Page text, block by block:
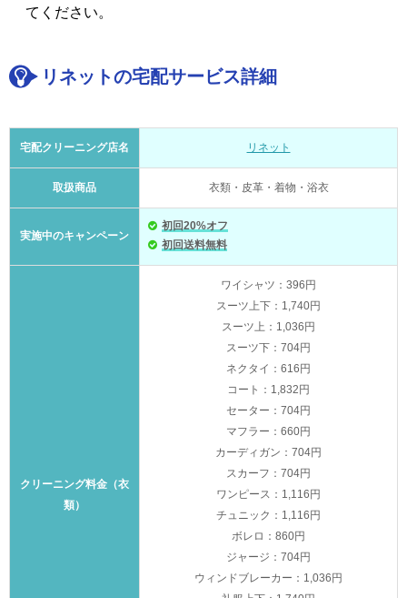
てください。
リネットの宅配サービス詳細
宅配クリーニング店名 リネット
取扱商品 衣類・皮革・着物・浴衣
実施中のキャンペーン
初回20%オフ
初回送料無料
クリーニング料金（衣
類）
ワイシャツ：396円
スーツ上下：1,740円
スーツ上：1,036円
スーツ下：704円
ネクタイ：616円
コート：1,832円
セーター：704円
マフラー：660円
カーディガン：704円
スカーフ：704円
ワンピース：1,116円
チュニック：1,116円
ボレロ：860円
ジャージ：704円
ウィンドブレーカー：1,036円